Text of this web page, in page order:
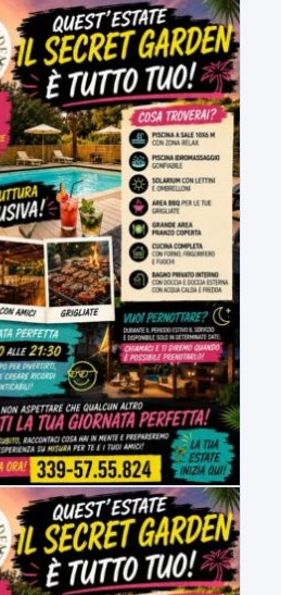
LabNews (replica)